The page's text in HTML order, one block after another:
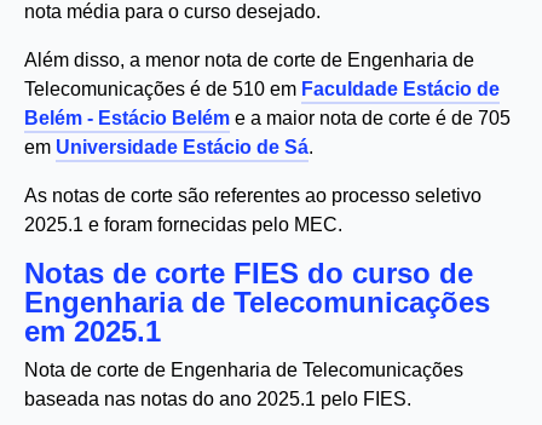
nota média para o curso desejado.
Além disso, a menor nota de corte de Engenharia de
Telecomunicações é de 510 em Faculdade Estácio de
Belém - Estácio Belém e a maior nota de corte é de 705
em Universidade Estácio de Sá.
As notas de corte são referentes ao processo seletivo
2025.1 e foram fornecidas pelo MEC.
Notas de corte FIES do curso de
Engenharia de Telecomunicações
em 2025.1
Nota de corte de Engenharia de Telecomunicações
baseada nas notas do ano 2025.1 pelo FIES.